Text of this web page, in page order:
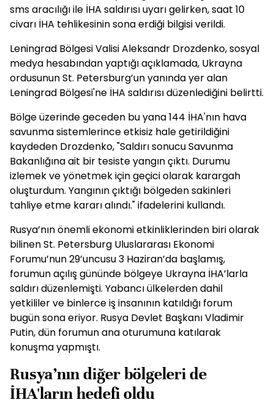
sms aracılığı ile İHA saldırısı uyarı gelirken, saat 10
civarı İHA tehlikesinin sona erdiği bilgisi verildi.
Leningrad Bölgesi Valisi Aleksandr Drozdenko, sosyal
medya hesabından yaptığı açıklamada, Ukrayna
ordusunun St. Petersburg’un yanında yer alan
Leningrad Bölgesi'ne İHA saldırısı düzenlediğini belirtti.
Bölge üzerinde geceden bu yana 144 İHA'nın hava
savunma sistemlerince etkisiz hale getirildiğini
kaydeden Drozdenko, "Saldırı sonucu Savunma
Bakanlığına ait bir tesiste yangın çıktı. Durumu
izlemek ve yönetmek için geçici olarak karargah
oluşturdum. Yangının çıktığı bölgeden sakinleri
tahliye etme kararı alındı." ifadelerini kullandı.
Rusya’nın önemli ekonomi etkinliklerinden biri olarak
bilinen St. Petersburg Uluslararası Ekonomi
Forumu’nun 29’uncusu 3 Haziran’da başlamış,
forumun açılış gününde bölgeye Ukrayna İHA’larla
saldırı düzenlemişti. Yabancı ülkelerden dahil
yetkililer ve binlerce iş insanının katıldığı forum
bugün sona eriyor. Rusya Devlet Başkanı Vladimir
Putin, dün forumun ana oturumuna katılarak
konuşma yapmıştı.
Rusya’nın diğer bölgeleri de
İHA'ların hedefi oldu